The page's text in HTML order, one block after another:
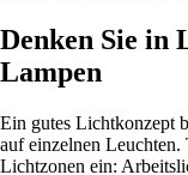
Denken Sie in
Lampen
Ein gutes Lichtkonzept
auf einzelnen
Lichtzonen ein: